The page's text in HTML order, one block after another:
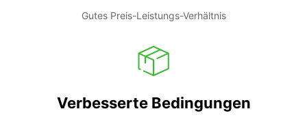
Gutes Preis-Leistungs-Verhältnis
Verbesserte Bedingungen